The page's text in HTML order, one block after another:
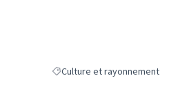
Filtrer les résultats de la
Culture et rayonnement